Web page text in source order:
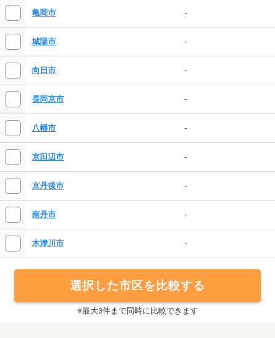
亀岡市 -
城陽市 -
向日市 -
長岡京市 -
八幡市 -
京田辺市 -
京丹後市 -
南丹市 -
木津川市 -
選択した市区を比較する
※最大3件まで同時に比較できます